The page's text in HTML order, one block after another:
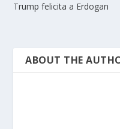
Trump felicita a Erdogan
ABOUT THE